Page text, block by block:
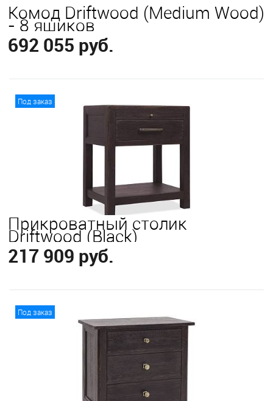
Комод Driftwood (Medium Wood)
- 8 ящиков
692 055 руб.
Под заказ
Прикроватный столик
Driftwood (Black)
217 909 руб.
Под заказ